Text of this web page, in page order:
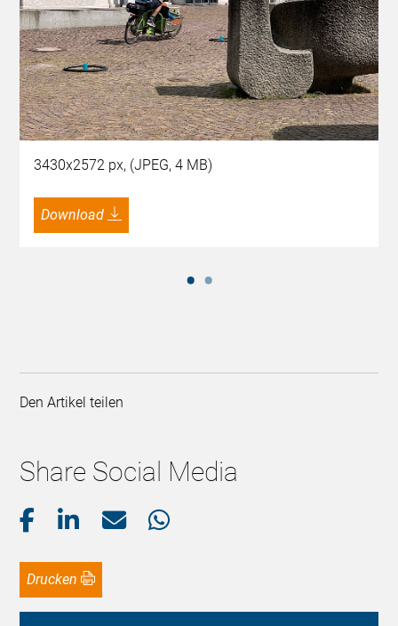
3430x2572 px, (JPEG, 4 MB)
Download
Den Artikel teilen
Share Social Media
Drucken